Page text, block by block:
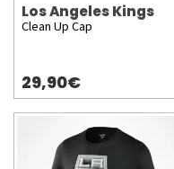
Los Angeles Kings
Clean Up Cap
29,90€